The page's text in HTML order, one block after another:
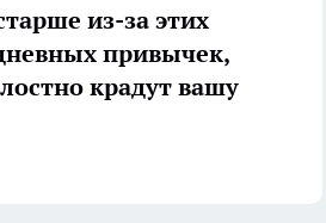
из-за этих
привычек,
крадут вашу